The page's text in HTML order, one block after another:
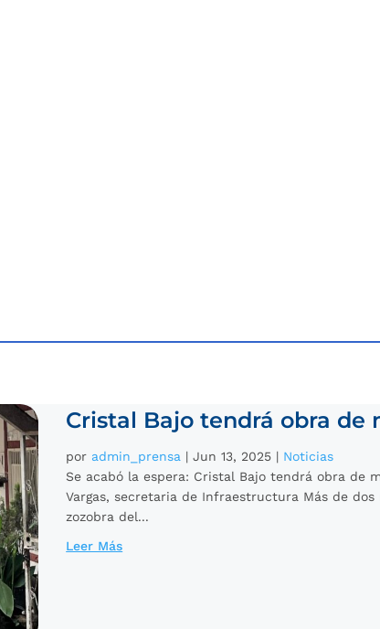
Cristal Bajo tendrá obra de
por admin_prensa |Jun 13, 2025 | Noticias
Se acabó la espera: Cristal Bajo tendrá obra de
Vargas, secretaria de Infraestructura Más de
zozobra del...
Leer Más